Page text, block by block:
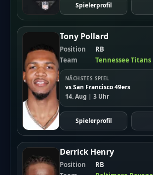
Spielerprofil
Tony Pollard
Position
RB
Team
Tennessee Titans
NÄCHSTES SPIEL
vs San Francisco 49ers
14. Aug | 3 Uhr
Spielerprofil
Derrick Henry
Position
RB